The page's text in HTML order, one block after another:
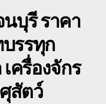
นบุรีราคา
รรทุก
ครื่องจักร
สัตว์